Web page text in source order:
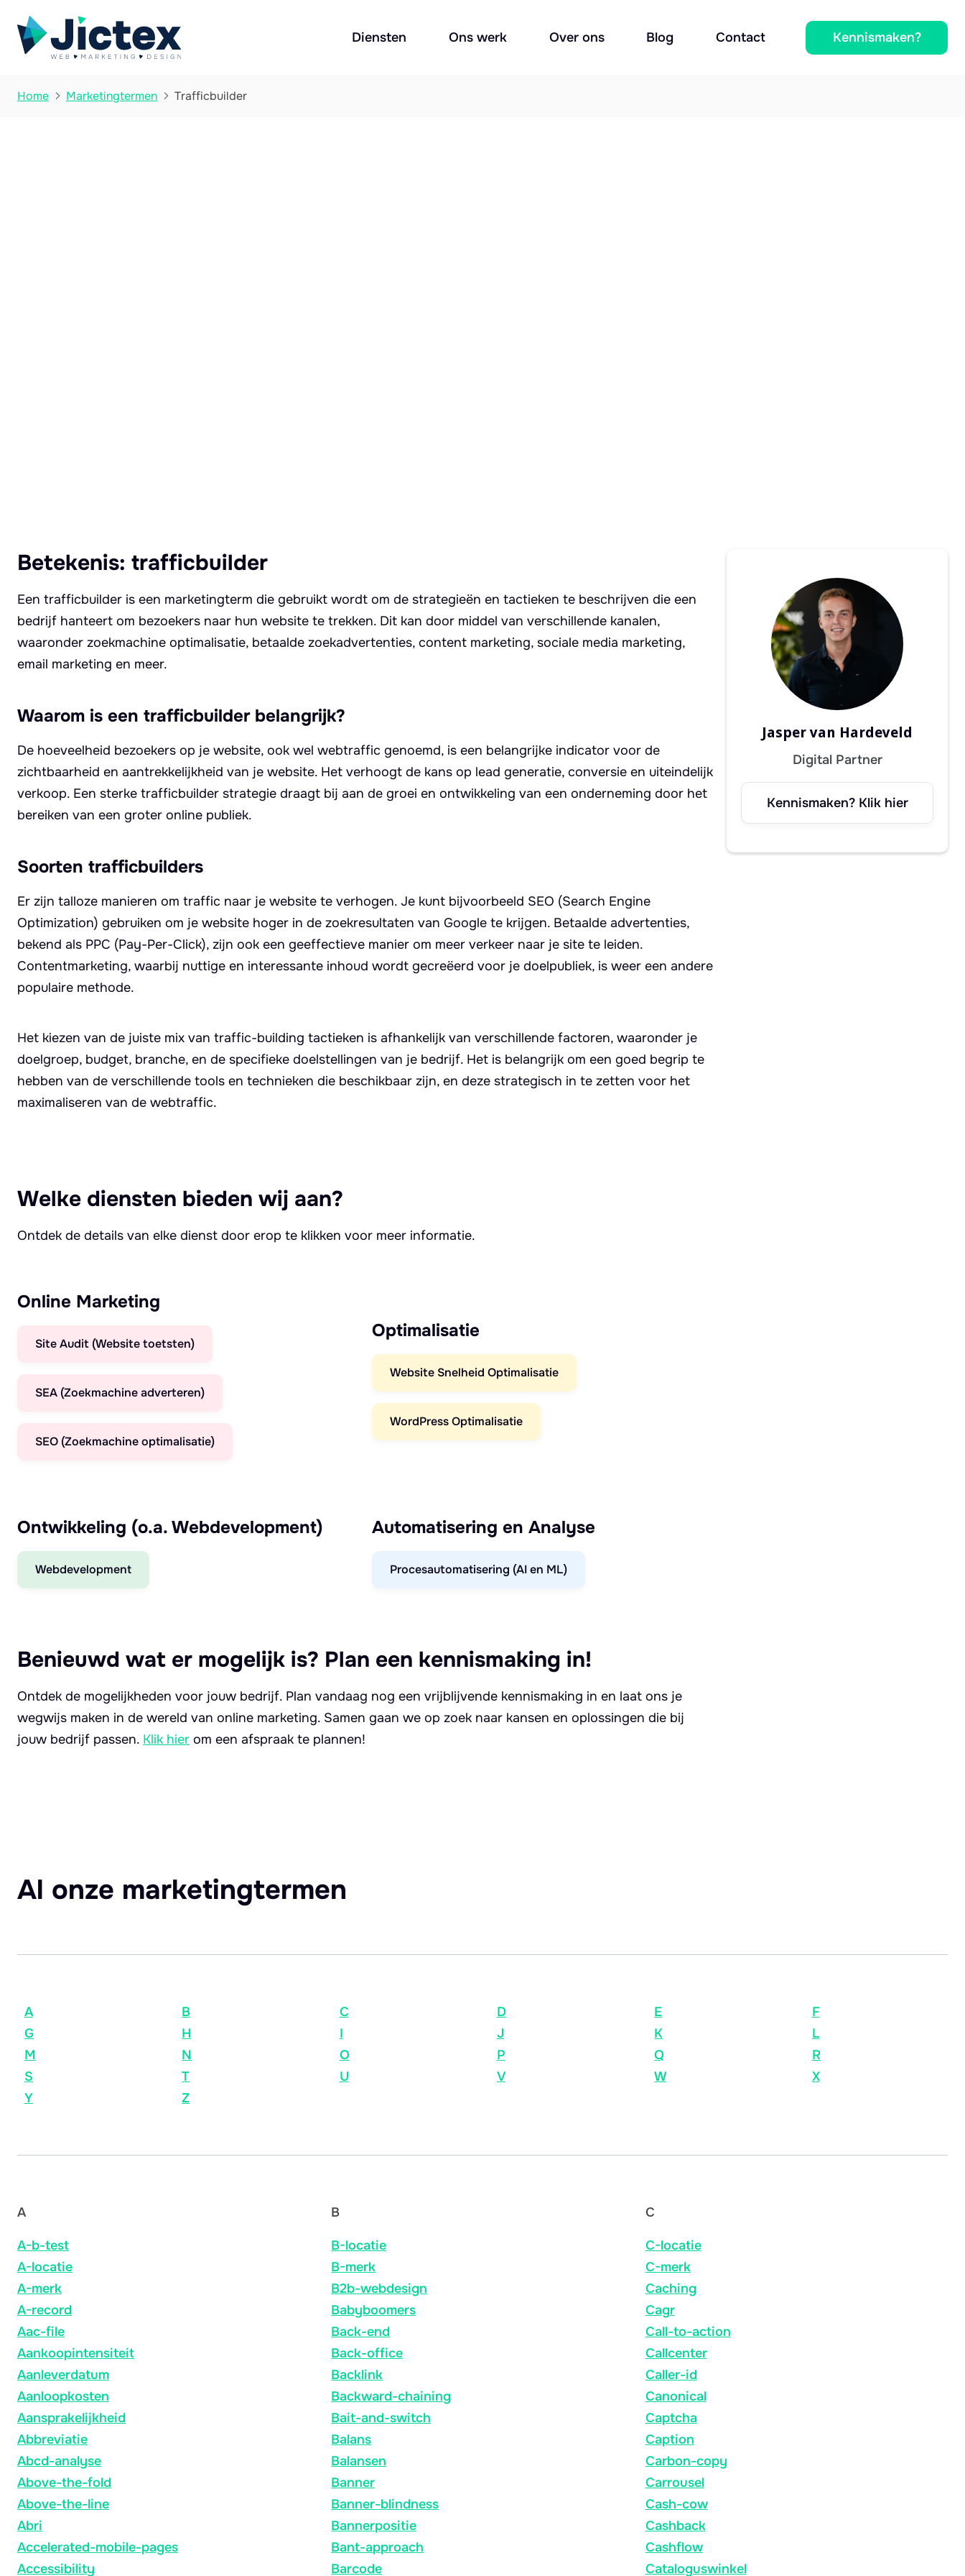
Diensten Ons werk Over ons Blog Contact Kennismaken?
Home  Marketingtermen  Trafficbuilder
Betekenis: trafficbuilder
Een trafficbuilder is een marketingterm die gebruikt wordt om de strategieën en tactieken te beschrijven die een
bedrijf hanteert om bezoekers naar hun website te trekken. Dit kan door middel van verschillende kanalen,
waaronder zoekmachine optimalisatie, betaalde zoekadvertenties, content marketing, sociale media marketing,
email marketing en meer.
Waarom is een trafficbuilder belangrijk?
De hoeveelheid bezoekers op je website, ook wel webtraffic genoemd, is een belangrijke indicator voor de
zichtbaarheid en aantrekkelijkheid van je website. Het verhoogt de kans op lead generatie, conversie en uiteindelijk
verkoop. Een sterke trafficbuilder strategie draagt bij aan de groei en ontwikkeling van een onderneming door het
bereiken van een groter online publiek.
Soorten trafficbuilders
Er zijn talloze manieren om traffic naar je website te verhogen. Je kunt bijvoorbeeld SEO (Search Engine
Optimization) gebruiken om je website hoger in de zoekresultaten van Google te krijgen. Betaalde advertenties,
bekend als PPC (Pay-Per-Click), zijn ook een geeffectieve manier om meer verkeer naar je site te leiden.
Contentmarketing, waarbij nuttige en interessante inhoud wordt gecreëerd voor je doelpubliek, is weer een andere
populaire methode.
Het kiezen van de juiste mix van traffic-building tactieken is afhankelijk van verschillende factoren, waaronder je
doelgroep, budget, branche, en de specifieke doelstellingen van je bedrijf. Het is belangrijk om een goed begrip te
hebben van de verschillende tools en technieken die beschikbaar zijn, en deze strategisch in te zetten voor het
maximaliseren van de webtraffic.
Welke diensten bieden wij aan?
Ontdek de details van elke dienst door erop te klikken voor meer informatie.
Online Marketing
Site Audit (Website toetsten)
SEA (Zoekmachine adverteren)
SEO (Zoekmachine optimalisatie)
Optimalisatie
Website Snelheid Optimalisatie
WordPress Optimalisatie
Ontwikkeling (o.a. Webdevelopment)
Webdevelopment
Automatisering en Analyse
Procesautomatisering (AI en ML)
Benieuwd wat er mogelijk is? Plan een kennismaking in!
Ontdek de mogelijkheden voor jouw bedrijf. Plan vandaag nog een vrijblijvende kennismaking in en laat ons je
wegwijs maken in de wereld van online marketing. Samen gaan we op zoek naar kansen en oplossingen die bij
jouw bedrijf passen. Klik hier om een afspraak te plannen!
Jasper van Hardeveld
Digital Partner
Kennismaken? Klik hier
Al onze marketingtermen
A B C D E
F
G
H I J K
L
M
N O P Q
R
S
T U V W
X
Y
Z
A
A-b-test
A-locatie
A-merk
A-record
Aac-file
Aankoopintensiteit
Aanleverdatum
Aanloopkosten
Aansprakelijkheid
Abbreviatie
Abcd-analyse
Above-the-fold
Above-the-line
Abri
Accelerated-mobile-pages
Accessibility
B
B-locatie
B-merk
B2b-webdesign
Babyboomers
Back-end
Back-office
Backlink
Backward-chaining
Bait-and-switch
Balans
Balansen
Banner
Banner-blindness
Bannerpositie
Bant-approach
Barcode
C
C-locatie
C-merk
Caching
Cagr
Call-to-action
Callcenter
Caller-id
Canonical
Captcha
Caption
Carbon-copy
Carrousel
Cash-cow
Cashback
Cashflow
Cataloguswinkel